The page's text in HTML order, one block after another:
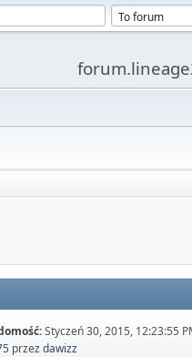
Styczeń 30, 2015, 12:23:55
przezdawizz